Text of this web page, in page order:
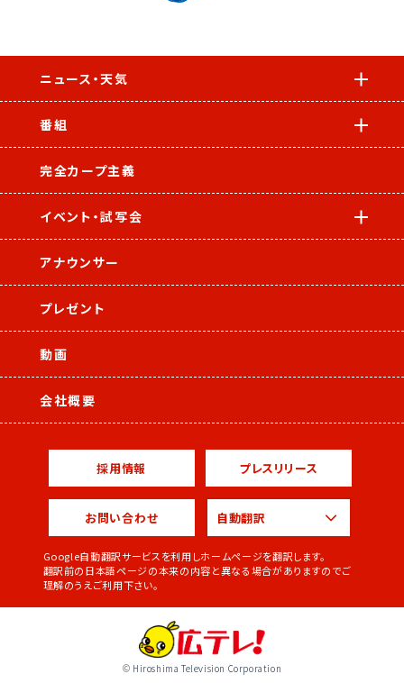
ニュース・天気
番組
完全カープ主義
イベント・試写会
アナウンサー
プレゼント
動画
会社概要
採用情報 プレスリリース
お問い合わせ
Google自動翻訳サービスを利用しホームページを翻訳します。
翻訳前の日本語ページの本来の内容と異なる場合がありますのでご
理解のうえご利用下さい。
© Hiroshima Television Corporation